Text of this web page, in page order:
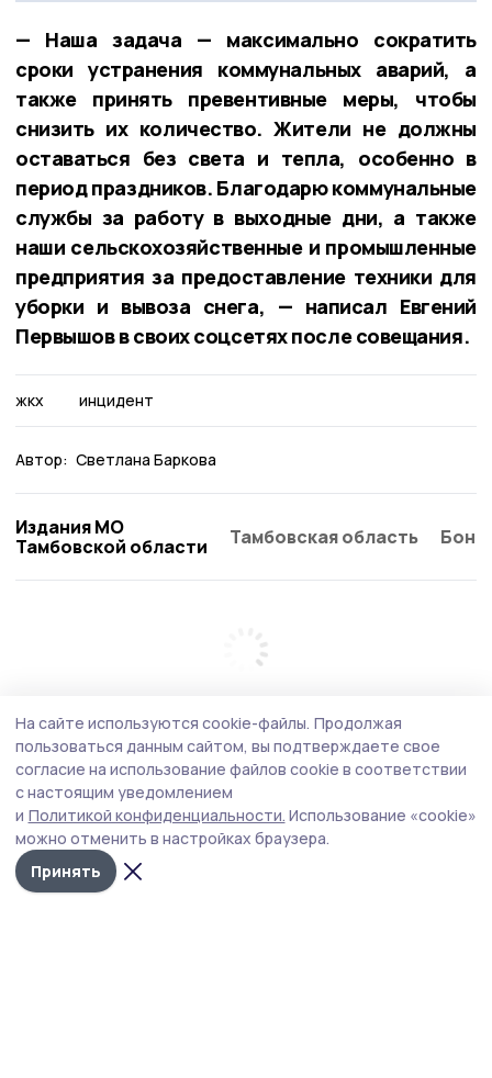
— Наша задача — максимально сократить
сроки устранения коммунальных аварий, а
также принять превентивные меры, чтобы
снизить их количество. Жители не должны
оставаться без света и тепла, особенно в
период праздников. Благодарю коммунальные
службы за работу в выходные дни, а также
наши сельскохозяйственные и промышленные
предприятия за предоставление техники для
уборки и вывоза снега, — написал Евгений
Первышов в своих соцсетях после совещания.
жкх инцидент
Автор: Светлана Баркова
Издания МО
Тамбовской области
Тамбовская область
На сайте используются cookie-файлы. Продолжая
пользоваться данным сайтом, вы подтверждаете свое
согласие на использование файлов cookie в соответствии
с настоящим уведомлением
и Политикой конфиденциальности. Использование «cookie»
можно отменить в настройках браузера.
Принять